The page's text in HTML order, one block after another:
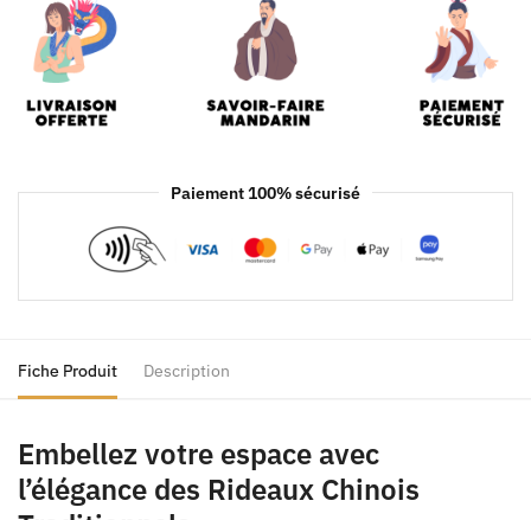
Paiement 100% sécurisé
Fiche Produit Description
Embellez votre espace avec
l’élégance des Rideaux Chinois